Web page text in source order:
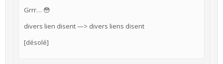
Grrr… 😳
divers lien disent —> divers liens disent
[désolé]